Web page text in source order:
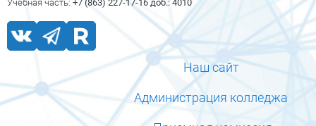
Учебная часть: +7 (863) 227-17-16 доб.: 4010
Наш сайт
Администрация колледжа